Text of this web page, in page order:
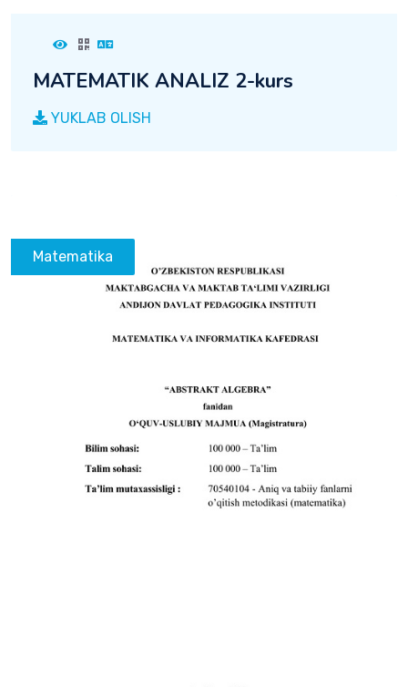
MATEMATIK ANALIZ 2-kurs
YUKLAB OLISH
Matematika